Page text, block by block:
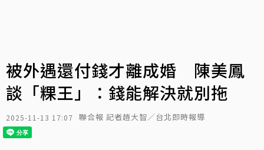
被外遇還付錢才離成婚 陳美鳳
談「粿王」：錢能解決就別拖
2025-11-13 17:07 聯合報 記者趙大智／台北即時報導